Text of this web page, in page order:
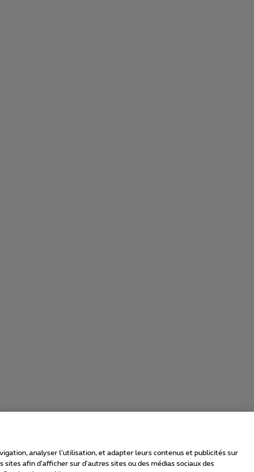
analyser l’utilisation, et adapter leurs contenus et publicités sur
afin d’afficher sur d'autres sites ou des médias sociaux des